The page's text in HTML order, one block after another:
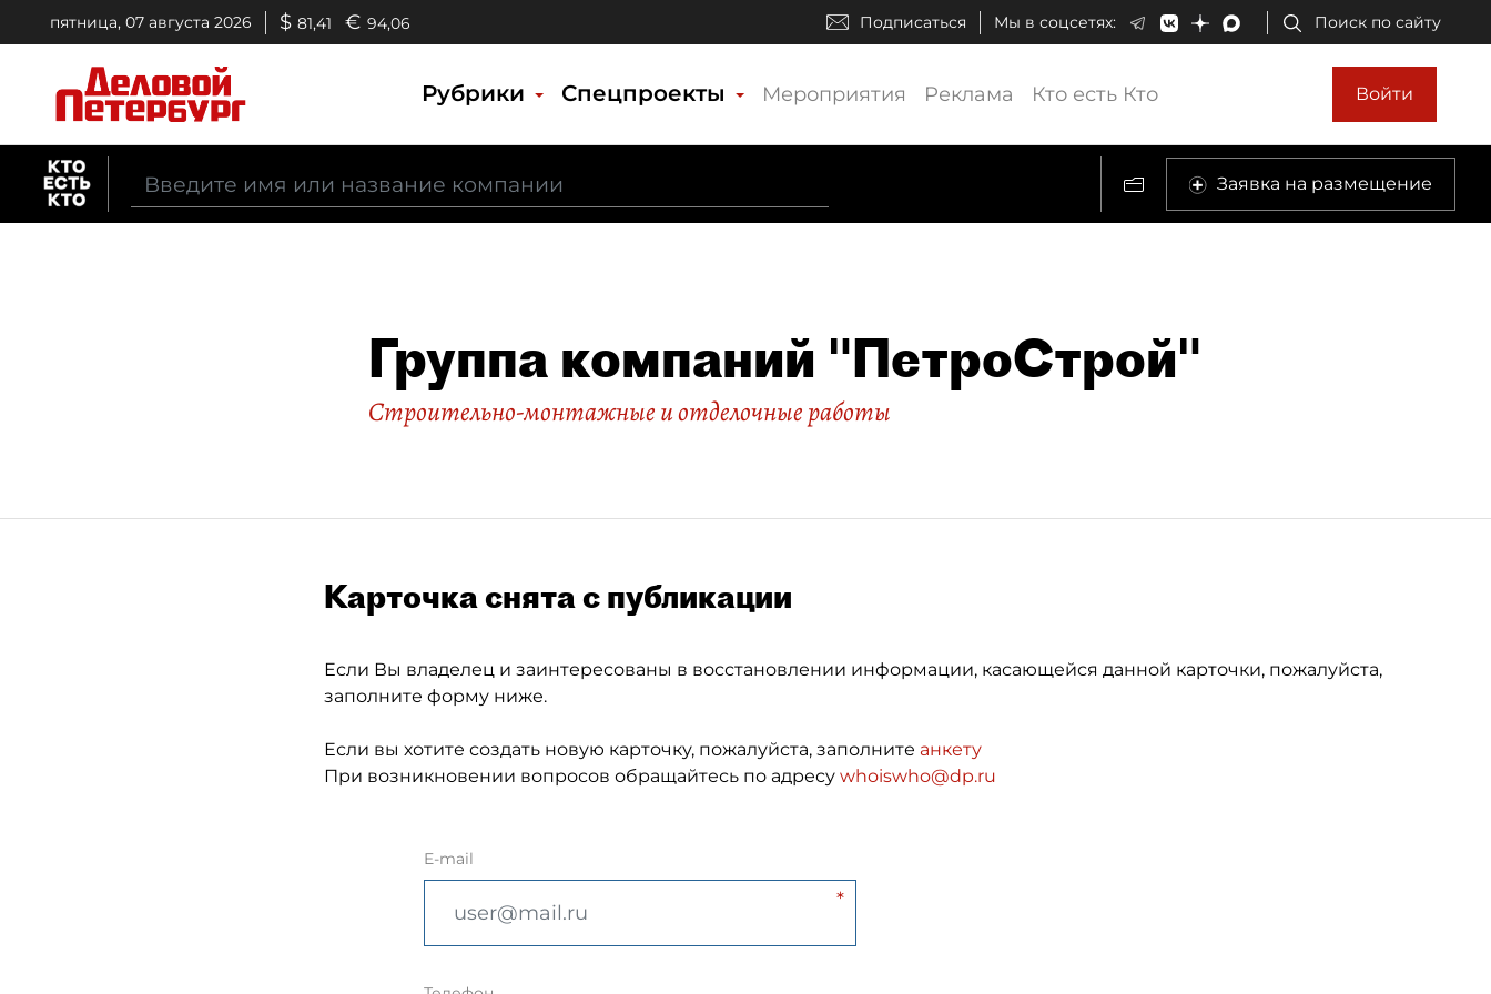
пятница, 07 августа 2026 $ 81,41 € 94,06 Подписаться Мы в соцсетях: Поиск по сайту
Рубрики Спецпроекты Мероприятия Реклама Кто есть Кто Войти
Заявка на размещение
Группа компаний "ПетроСтрой"
Строительно-монтажные и отделочные работы
Карточка снята с публикации
Если Вы владелец и заинтересованы в восстановлении информации, касающейся данной карточки, пожалуйста,
заполните форму ниже.
Если вы хотите создать новую карточку, пожалуйста, заполните анкету
При возникновении вопросов обращайтесь по адресу whoiswho@dp.ru
E-mail